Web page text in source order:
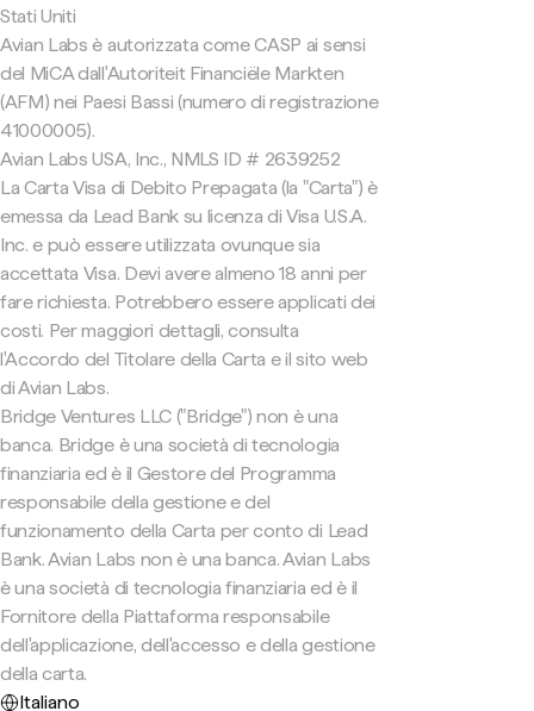
Stati Uniti
Avian Labs è autorizzata come CASP ai sensi
del MiCA dall'Autoriteit Financiële Markten
(AFM) nei Paesi Bassi (numero di registrazione
41000005).
Avian Labs USA, Inc., NMLS ID # 2639252
La Carta Visa di Debito Prepagata (la "Carta") è
emessa da Lead Bank su licenza di Visa U.S.A.
Inc. e può essere utilizzata ovunque sia
accettata Visa. Devi avere almeno 18 anni per
fare richiesta. Potrebbero essere applicati dei
costi. Per maggiori dettagli, consulta
l'Accordo del Titolare della Carta e il sito web
di Avian Labs.
Bridge Ventures LLC ("Bridge") non è una
banca. Bridge è una società di tecnologia
finanziaria ed è il Gestore del Programma
responsabile della gestione e del
funzionamento della Carta per conto di Lead
Bank. Avian Labs non è una banca. Avian Labs
è una società di tecnologia finanziaria ed è il
Fornitore della Piattaforma responsabile
dell'applicazione, dell'accesso e della gestione
della carta.
Italiano